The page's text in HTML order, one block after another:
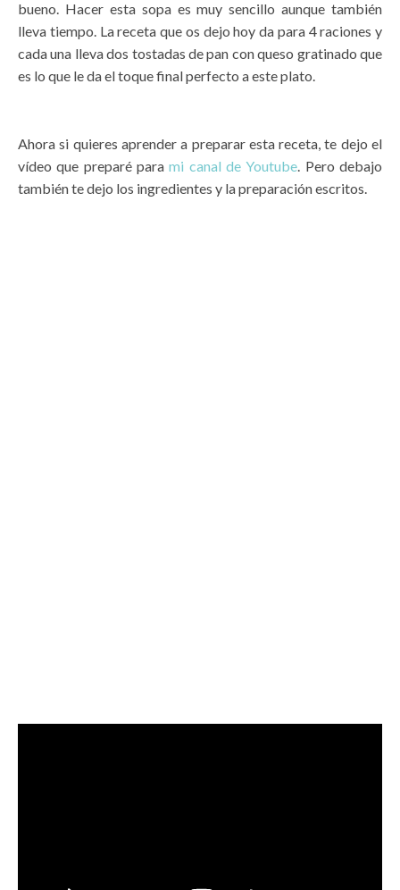
bueno. Hacer esta sopa es muy sencillo aunque también
lleva tiempo. La receta que os dejo hoy da para 4 raciones y
cada una lleva dos tostadas de pan con queso gratinado que
es lo que le da el toque final perfecto a este plato.
Ahora si quieres aprender a preparar esta receta, te dejo el
vídeo que preparé parami canal de Youtube. Pero debajo
también te dejo los ingredientes y la preparación escritos.